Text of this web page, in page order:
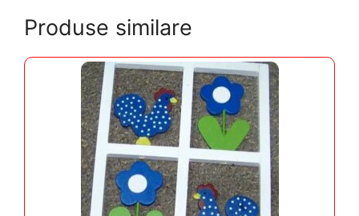
Produse similare